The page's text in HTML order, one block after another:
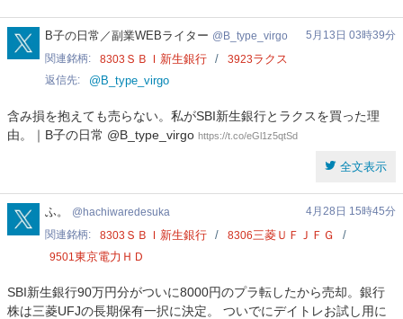
B_type_virgo
B子の日常／副業WEBライター B_type_virgo
5月13日 03時39分
関連銘柄
8303 ＳＢＩ新生銀行 3923ラクス
返信先 @B_type_virgo
含み損を抱えても売らない。私がSBI新生銀行とラクスを買った理
由。｜B子の日常 @B_type_virgo https://t.co/eGl1z5qtSd
全文表示
hachiwaredesuka
ふ。 hachiwaredesuka
4月28日 15時45分
関連銘柄
8303 ＳＢＩ新生銀行 8306三菱ＵＦＪＦＧ
9501東京電力ＨＤ
SBI新生銀行90万円分がついに8000円のプラ転したから売却。銀行
株は三菱UFJの長期保有一択に決定。 ついでにデイトレお試し用に